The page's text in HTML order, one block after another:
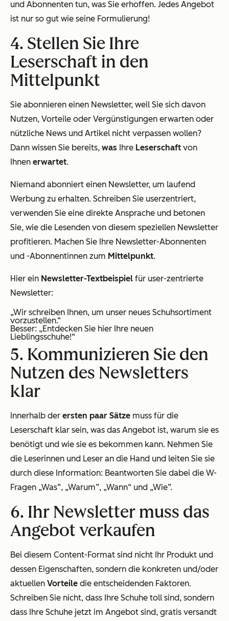
und Abonnenten tun, was Sie erhoffen. Jedes Angebot
ist nur so gut wie seine Formulierung!
4. Stellen Sie Ihre
Leserschaft in den
Mittelpunkt
Sie abonnieren einen Newsletter, weil Sie sich davon
Nutzen, Vorteile oder Vergünstigungen erwarten oder
nützliche News und Artikel nicht verpassen wollen?
Dann wissen Sie bereits, was Ihre Leserschaft von
Ihnen erwartet.
Niemand abonniert einen Newsletter, um laufend
Werbung zu erhalten. Schreiben Sie userzentriert,
verwenden Sie eine direkte Ansprache und betonen
Sie, wie die Lesenden von diesem speziellen Newsletter
profitieren. Machen Sie Ihre Newsletter-Abonnenten
und -Abonnentinnen zum Mittelpunkt.
Hier ein Newsletter-Textbeispiel für user-zentrierte
Newsletter:
„Wir schreiben Ihnen, um unser neues Schuhsortiment
vorzustellen.“
Besser: „Entdecken Sie hier Ihre neuen
Lieblingsschuhe!“
5. Kommunizieren Sie den
Nutzen des Newsletters
klar
Innerhalb der ersten paar Sätze muss für die
Leserschaft klar sein, was das Angebot ist, warum sie es
benötigt und wie sie es bekommen kann. Nehmen Sie
die Leserinnen und Leser an die Hand und leiten Sie sie
durch diese Information: Beantworten Sie dabei die W-
Fragen „Was”, „Warum”, „Wann“ und „Wie”.
6. Ihr Newsletter muss das
Angebot verkaufen
Bei diesem Content-Format sind nicht Ihr Produkt und
dessen Eigenschaften, sondern die konkreten und/oder
aktuellen Vorteile die entscheidenden Faktoren.
Schreiben Sie nicht, dass Ihre Schuhe toll sind, sondern
dass Ihre Schuhe jetzt im Angebot sind, gratis versandt